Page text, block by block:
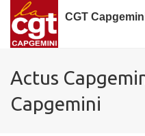
CGT
Actus
Capgemini